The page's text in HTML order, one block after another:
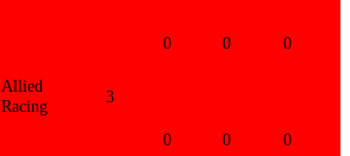
Allied
Racing
3
0 0 0
0 0 0